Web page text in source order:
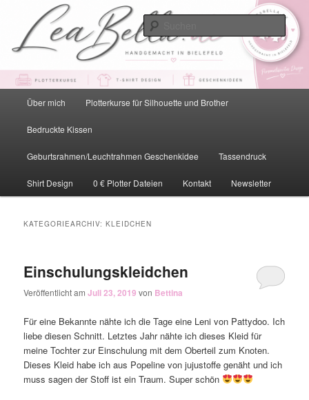
primären
springen
sekundären
springenLeaBella.de – Handgemacht in
Bielefeld
HauptmenüÜber mich Plotterkurse für Silhouette und Brother
Bedruckte Kissen
Geburtsrahmen/Leuchtrahmen Geschenkidee Tassendruck
Shirt Design 0 € Plotter Dateien Kontakt Newsletter
KATEGORIEARCHIV:KLEIDCHEN
Einschulungskleidchen
Veröffentlicht amJuli 23, 2019 von Bettina
Für eine Bekannte nähte ich die Tage eine Leni von Pattydoo. Ich
liebe diesen Schnitt. Letztes Jahr nähte ich dieses Kleid für
meine Tochter zur Einschulung mit dem Oberteil zum Knoten.
Dieses Kleid habe ich aus Popeline von jujustoffe genäht und ich
muss sagen der Stoff ist ein Traum. Super schön